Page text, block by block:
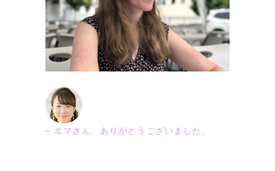
– エマさん 、ありがとうございました。